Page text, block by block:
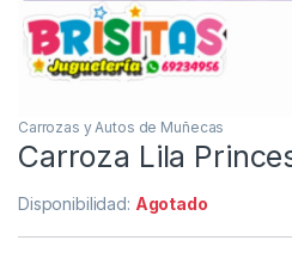
Carrozas y Autos de Muñecas
Carroza Lila
Disponibilidad: Agotado